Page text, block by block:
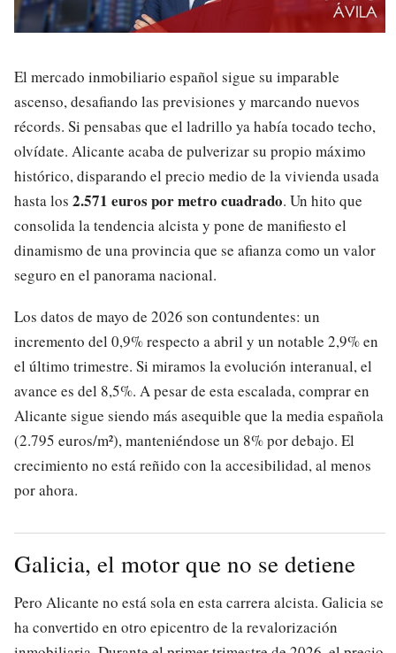
El mercado inmobiliario español sigue su imparable
ascenso, desafiando las previsiones y marcando nuevos
récords. Si pensabas que el ladrillo ya había tocado techo,
olvídate. Alicante acaba de pulverizar su propio máximo
histórico, disparando el precio medio de la vivienda usada
hasta los 2.571 euros por metro cuadrado. Un hito que
consolida la tendencia alcista y pone de manifiesto el
dinamismo de una provincia que se afianza como un valor
seguro en el panorama nacional.
Los datos de mayo de 2026 son contundentes: un
incremento del 0,9% respecto a abril y un notable 2,9% en
el último trimestre. Si miramos la evolución interanual, el
avance es del 8,5%. A pesar de esta escalada, comprar en
Alicante sigue siendo más asequible que la media española
(2.795 euros/m²), manteniéndose un 8% por debajo. El
crecimiento no está reñido con la accesibilidad, al menos
por ahora.
Galicia, el motor que no se detiene
Pero Alicante no está sola en esta carrera alcista. Galicia se
ha convertido en otro epicentro de la revalorización